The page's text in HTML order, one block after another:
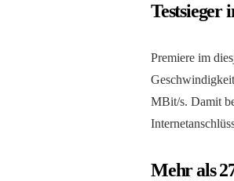
Testsieger
Premiere im
MBit/s. Damit
Mehr als